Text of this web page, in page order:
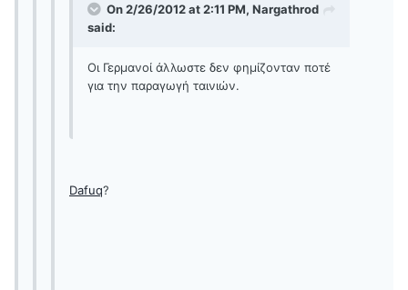
On 2/26/2012 at 2:11 PM, Nargathrod
said:
Οι Γερμανοί άλλωστε δεν φημίζονταν ποτέ
για την παραγωγή ταινιών.
Dafuq?